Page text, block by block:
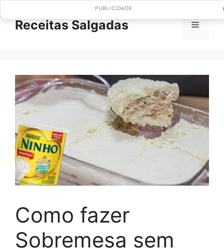
paraReceitas Salgadas Menu
Como fazer
Sobremesa sem
PUBLICIDADE